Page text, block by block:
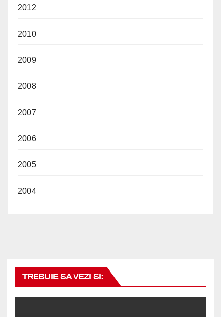
2012
2010
2009
2008
2007
2006
2005
2004
TREBUIE SA VEZI SI: